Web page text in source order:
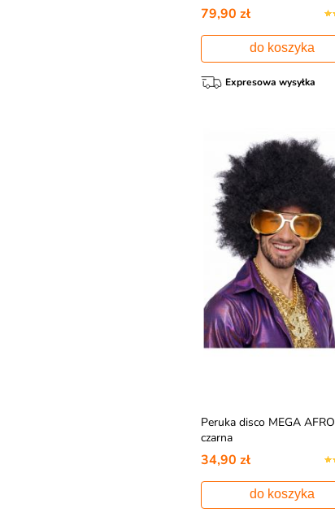
79,90 zł
do koszyka
Expresowa wysyłka
Peruka disco MEGA AFRO
czarna
34,90 zł
do koszyka